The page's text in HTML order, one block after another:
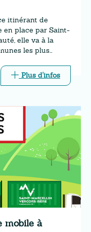
itinérant de
en place par Saint-
elle va à la
les plus
Plus d'infos
mobile à